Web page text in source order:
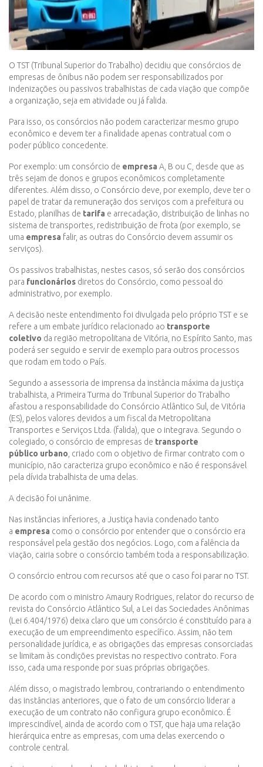
O TST (Tribunal Superior do Trabalho) decidiu que consórcios de
empresas de ônibus não podem ser responsabilizados por
indenizações ou passivos trabalhistas de cada viação que compõe
a organização, seja em atividade ou já falida.
Para isso, os consórcios não podem caracterizar mesmo grupo
econômico e devem ter a finalidade apenas contratual com o
poder público concedente.
Por exemplo: um consórcio de empresa A, B ou C, desde que as
três sejam de donos e grupos econômicos completamente
diferentes. Além disso, o Consórcio deve, por exemplo, deve ter o
papel de tratar da remuneração dos serviços com a prefeitura ou
Estado, planilhas de tarifa e arrecadação, distribuição de linhas no
sistema de transportes, redistribuição de frota (por exemplo, se
uma empresa falir, as outras do Consórcio devem assumir os
serviços).
Os passivos trabalhistas, nestes casos, só serão dos consórcios
para funcionários diretos do Consórcio, como pessoal do
administrativo, por exemplo.
A decisão neste entendimento foi divulgada pelo próprio TST e se
refere a um embate jurídico relacionado ao transporte
coletivo da região metropolitana de Vitória, no Espírito Santo, mas
poderá ser seguido e servir de exemplo para outros processos
que rodam em todo o País.
Segundo a assessoria de imprensa da instância máxima da justiça
trabalhista, a Primeira Turma do Tribunal Superior do Trabalho
afastou a responsabilidade do Consórcio Atlântico Sul, de Vitória
(ES), pelos valores devidos a um fiscal da Metropolitana
Transportes e Serviços Ltda. (falida), que o integrava. Segundo o
colegiado, o consórcio de empresas de transporte
público urbano , criado com o objetivo de firmar contrato com o
município, não caracteriza grupo econômico e não é responsável
pela dívida trabalhista de uma delas.
A decisão foi unânime.
Nas instâncias inferiores, a Justiça havia condenado tanto
a empresa como o consórcio por entender que o consórcio era
responsável pela gestão dos negócios. Logo, com a falência da
viação, cairia sobre o consórcio também toda a responsabilização.
O consórcio entrou com recursos até que o caso foi parar no TST.
De acordo com o ministro Amaury Rodrigues, relator do recurso de
revista do Consórcio Atlântico Sul, a Lei das Sociedades Anônimas
(Lei 6.404/1976) deixa claro que um consórcio é constituído para a
execução de um empreendimento específico. Assim, não tem
personalidade jurídica, e as obrigações das empresas consorciadas
se limitam às condições previstas no respectivo contrato. Fora
isso, cada uma responde por suas próprias obrigações.
Além disso, o magistrado lembrou, contrariando o entendimento
das instâncias anteriores, que o fato de um consórcio liderar a
execução de um contrato não configura grupo econômico. É
imprescindível, ainda de acordo com o TST, que haja uma relação
hierárquica entre as empresas, com uma delas exercendo o
controle central.